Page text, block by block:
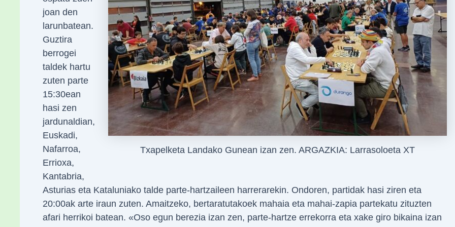
Txapelketa Landako Gunean izan zen. ARGAZKIA: Larrasoloeta XT
joan den
larunbatean.
Guztira
berrogei
taldek hartu
zuten parte
15:30ean
hasi zen
jardunaldian,
Euskadi,
Nafarroa,
Errioxa,
Kantabria,
Asturias eta Kataluniako talde parte-hartzaileen harrerarekin. Ondoren, partidak hasi ziren eta
20:00ak arte iraun zuten. Amaitzeko, bertaratutakoek mahaia eta mahai-zapia partekatu zituzten
afari herrikoi batean. «Oso egun berezia izan zen, parte-hartze errekorra eta xake giro bikaina izan